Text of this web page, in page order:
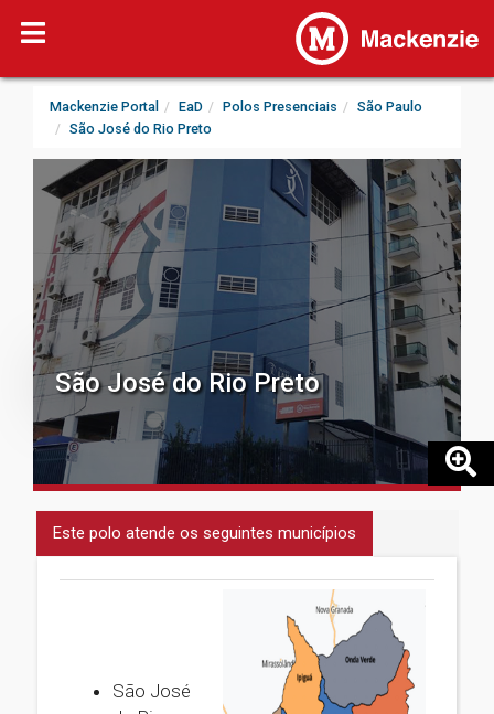
Mackenzie Portal EaD Polos Presenciais
São Paulo
São José do Rio Preto
São José do Rio Preto
Este polo atende os seguintes municípios
São José